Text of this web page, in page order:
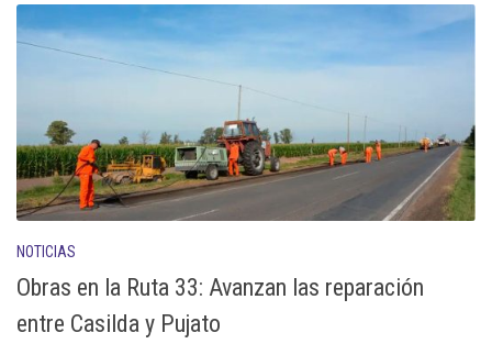
NOTICIAS
Obras en la Ruta 33: Avanzan las reparación
entre Casilda y Pujato